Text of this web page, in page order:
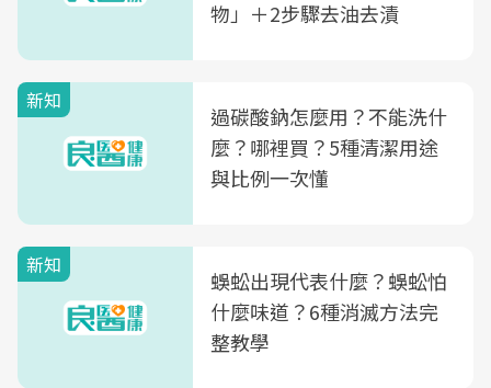
物」＋2步驟去油去漬
新知
過碳酸鈉怎麼用？不能洗什
麼？哪裡買？5種清潔用途
與比例一次懂
新知
蜈蚣出現代表什麼？蜈蚣怕
什麼味道？6種消滅方法完
整教學